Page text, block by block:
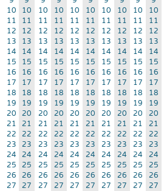
10
10 10 10 10 10 10 10 10 10
11
11 11 11 11 11 11 11 11 11
12
12 12 12 12 12 12 12 12 12
13
13 13 13 13 13 13 13 13 13
14
14 14 14 14 14 14 14 14 14
15
15 15 15 15 15 15 15 15 15
16
16 16 16 16 16 16 16 16 16
17
17 17 17 17 17 17 17 17 17
18
18 18 18 18 18 18 18 18 18
19
19 19 19 19 19 19 19 19 19
20
20 20 20 20 20 20 20 20 20
21
21 21 21 21 21 21 21 21 21
22
22 22 22 22 22 22 22 22 22
23
23 23 23 23 23 23 23 23 23
24
24 24 24 24 24 24 24 24 24
25
25 25 25 25 25 25 25 25 25
26
26 26 26 26 26 26 26 26 26
27
27 27 27 27 27 27 27 27 27